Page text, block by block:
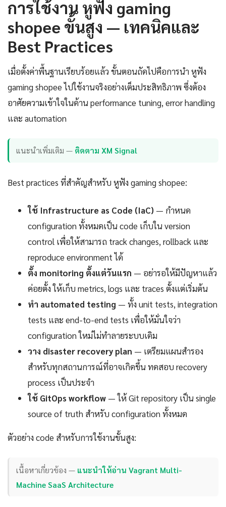
การใช้งาน หูฟัง gaming
shopee ขั้นสูง — เทคนิคและ
Best Practices
เมื่อตั้งค่าพื้นฐานเรียบร้อยแล้ว ขั้นตอนถัดไปคือการนำ หูฟัง
gaming shopee ไปใช้งานจริงอย่างเต็มประสิทธิภาพ ซึ่งต้อง
อาศัยความเข้าใจในด้าน performance tuning, error handling
และ automation
แนะนำเพิ่มเติม — ติดตาม XM Signal
Best practices ที่สำคัญสำหรับ หูฟัง gaming shopee:
ใช้ Infrastructure as Code (IaC) — กำหนด
configuration ทั้งหมดเป็น code เก็บใน version
control เพื่อให้สามารถ track changes, rollback และ
reproduce environment ได้
ตั้ง monitoring ตั้งแต่วันแรก — อย่ารอให้มีปัญหาแล้ว
ค่อยตั้ง ให้เก็บ metrics, logs และ traces ตั้งแต่เริ่มต้น
ทำ automated testing — ทั้ง unit tests, integration
tests และ end-to-end tests เพื่อให้มั่นใจว่า
configuration ใหม่ไม่ทำลายระบบเดิม
วาง disaster recovery plan — เตรียมแผนสำรอง
สำหรับทุกสถานการณ์ที่อาจเกิดขึ้น ทดสอบ recovery
process เป็นประจำ
ใช้ GitOps workflow — ให้ Git repository เป็น single
source of truth สำหรับ configuration ทั้งหมด
ตัวอย่าง code สำหรับการใช้งานขั้นสูง:
เนื้อหาเกี่ยวข้อง — แนะนำให้อ่าน Vagrant Multi-
Machine SaaS Architecture